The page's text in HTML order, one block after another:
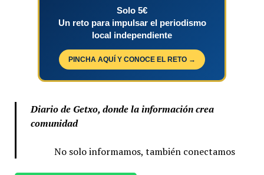
Solo 5€
Un reto para impulsar el periodismo
local independiente
PINCHA AQUÍ Y CONOCE EL RETO →
Diario de Getxo, donde la información crea
comunidad
No solo informamos, también conectamos